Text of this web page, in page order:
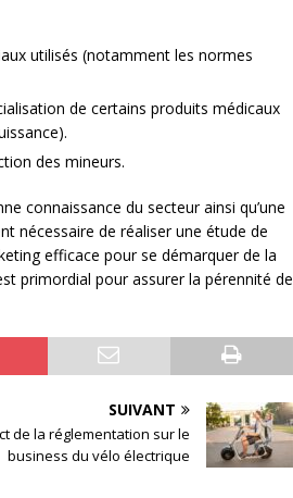
utilisés (notamment les normes
de certains produits médicaux
des mineurs.
connaissance du secteur ainsi qu’une
nécessaire de réaliser une étude de
efficace pour se démarquer de la
primordial pour assurer la pérennité de
SUIVANT
de la réglementation sur le
business du vélo électrique